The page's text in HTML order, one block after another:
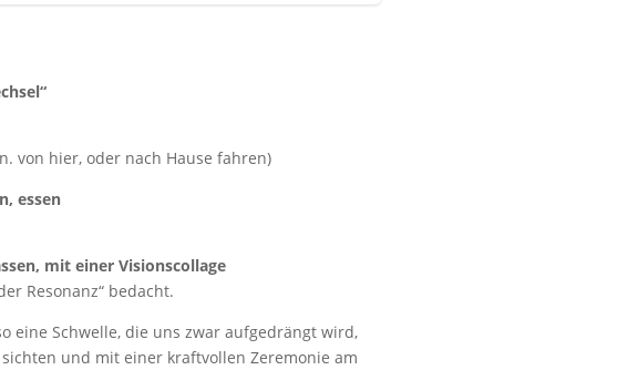
von hier, oder nach Hause fahren)
essen
mit einer Visionscollage
Resonanz“ bedacht.
eine Schwelle, die uns zwar aufgedrängt wird,
und mit einer kraftvollen Zeremonie am